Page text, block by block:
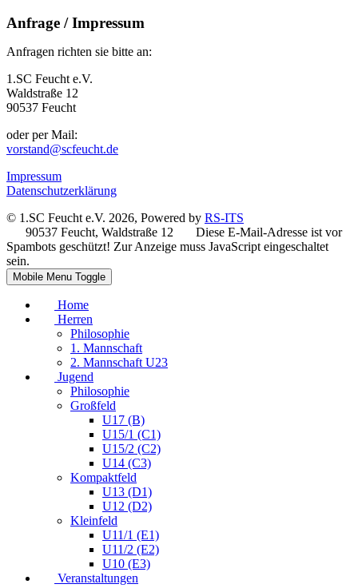
Anfrage / Impressum
Anfragen richten sie bitte an:
1.SC Feucht e.V.
Waldstraße 12
90537 Feucht
oder per Mail:
vorstand@scfeucht.de
Impressum
Datenschutzerklärung
© 1.SC Feucht e.V. 2026, Powered by RS-ITS
90537 Feucht, Waldstraße 12
Diese E-Mail-Adresse ist vor
Spambots geschützt! Zur Anzeige muss JavaScript eingeschaltet
sein.
Mobile Menu Toggle
Home
Herren
Philosophie
1. Mannschaft
2. Mannschaft U23
Jugend
Philosophie
Großfeld
U17 (B)
U15/1 (C1)
U15/2 (C2)
U14 (C3)
Kompaktfeld
U13 (D1)
U12 (D2)
Kleinfeld
U11/1 (E1)
U11/2 (E2)
U10 (E3)
Veranstaltungen